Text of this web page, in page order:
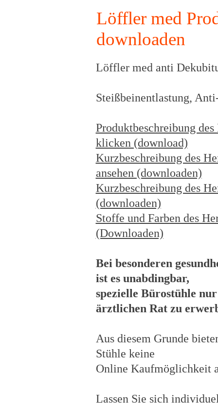
Löffler med
downloaden
Löffler med anti
Steißbeinentlastung,
Produktbeschreibung
klicken (download)
Kurzbeschreibung des
ansehen (downloaden)
Kurzbeschreibung des
(downloaden)
Stoffe und Farben des
(Downloaden)
Bei besonderen
ist es unabdingbar,
spezielle Bürostühle
ärztlichen Rat zu
Aus diesem Grunde
Stühle keine
Online Kaufmöglichkeit
Lassen Sie sich